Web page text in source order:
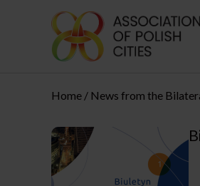
Home News from the